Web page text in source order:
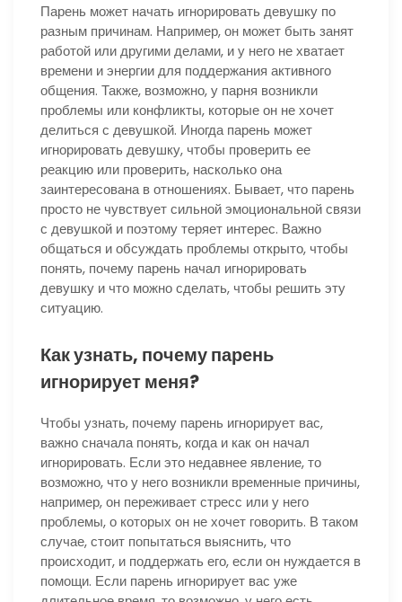
Парень может начать игнорировать девушку по
разным причинам. Например, он может быть занят
работой или другими делами, и у него не хватает
времени и энергии для поддержания активного
общения. Также, возможно, у парня возникли
проблемы или конфликты, которые он не хочет
делиться с девушкой. Иногда парень может
игнорировать девушку, чтобы проверить ее
реакцию или проверить, насколько она
заинтересована в отношениях. Бывает, что парень
просто не чувствует сильной эмоциональной связи
с девушкой и поэтому теряет интерес. Важно
общаться и обсуждать проблемы открыто, чтобы
понять, почему парень начал игнорировать
девушку и что можно сделать, чтобы решить эту
ситуацию.
Как узнать, почему парень
игнорирует меня?
Чтобы узнать, почему парень игнорирует вас,
важно сначала понять, когда и как он начал
игнорировать. Если это недавнее явление, то
возможно, что у него возникли временные причины,
например, он переживает стресс или у него
проблемы, о которых он не хочет говорить. В таком
случае, стоит попытаться выяснить, что
происходит, и поддержать его, если он нуждается в
помощи. Если парень игнорирует вас уже